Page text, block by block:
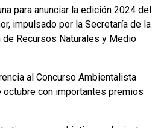
para anunciar la edición 2024 del
impulsado por la Secretaría de la
Recursos Naturales y Medio
al Concurso Ambientalista
con importantes premios